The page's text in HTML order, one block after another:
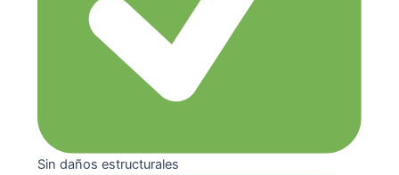
Sin daños estructurales